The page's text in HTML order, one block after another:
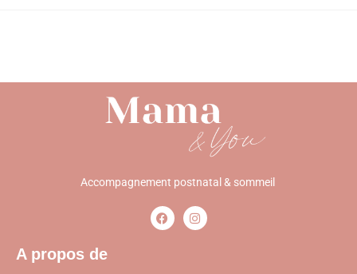
Accompagnement postnatal & sommeil
A propos de